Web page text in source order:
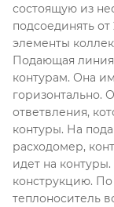
состоящую из
подсоединять
элементы
Подающая линия
контурам. Она
горизонтально.
ответвления,
контуры. На
расходомер,
идет на
конструкцию.
теплоноситель